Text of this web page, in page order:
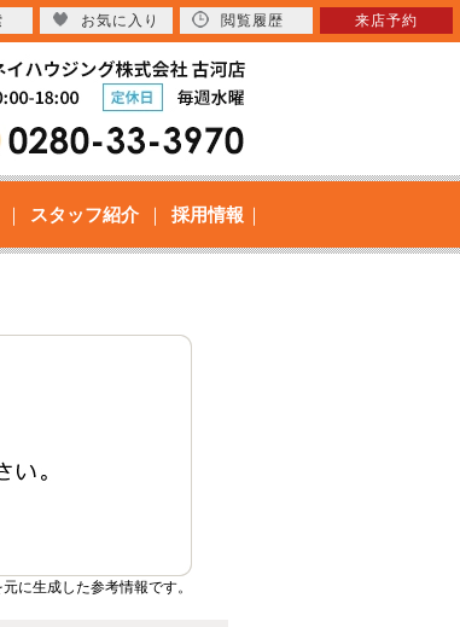
スタッフ紹介 採用情報
に生成した参考情報です。
お気に入り 閲覧履歴 来店予約